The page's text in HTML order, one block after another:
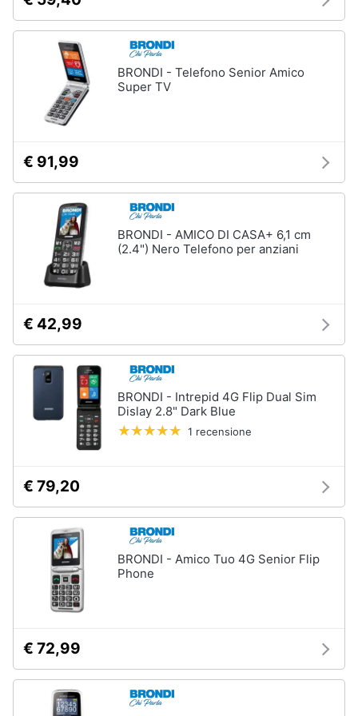
BRONDI - Telefono Senior Amico
Super TV
€ 91,99
BRONDI - AMICO DI CASA+ 6,1 cm
(2.4") Nero Telefono per anziani
€ 42,99
BRONDI - Intrepid 4G Flip Dual Sim
Dislay 2.8" Dark Blue
1 recensione
€ 79,20
BRONDI - Amico Tuo 4G Senior Flip
Phone
€ 72,99